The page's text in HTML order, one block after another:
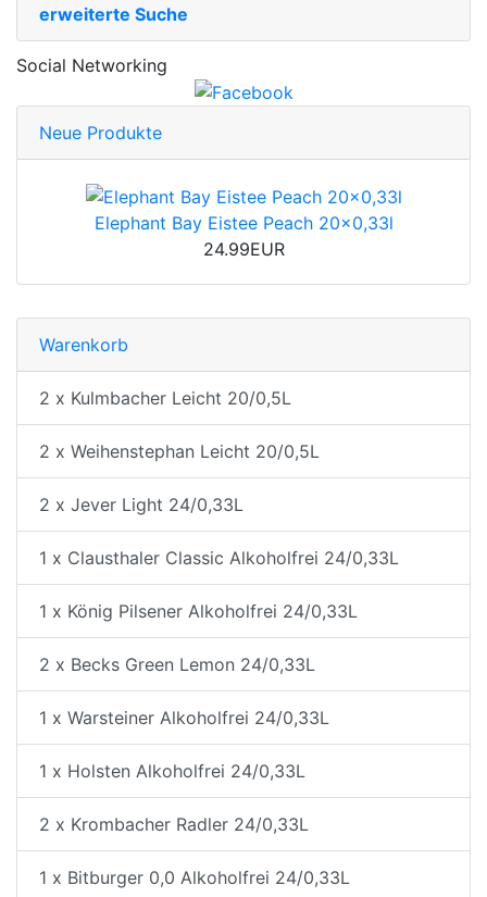
erweiterte Suche
Social Networking
Neue Produkte
Elephant Bay Eistee Peach 20x0,33l
24.99EUR
Warenkorb
2 x Kulmbacher Leicht 20/0,5L
2 x Weihenstephan Leicht 20/0,5L
2 x Jever Light 24/0,33L
1 x Clausthaler Classic Alkoholfrei 24/0,33L
1 x König Pilsener Alkoholfrei 24/0,33L
2 x Becks Green Lemon 24/0,33L
1 x Warsteiner Alkoholfrei 24/0,33L
1 x Holsten Alkoholfrei 24/0,33L
2 x Krombacher Radler 24/0,33L
1 x Bitburger 0,0 Alkoholfrei 24/0,33L